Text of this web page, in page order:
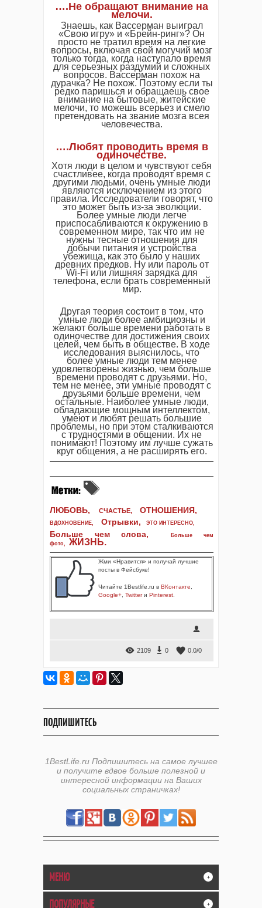
….Не обращают внимание на
мелочи.
Знаешь, как Вассерман выиграл
«Свою игру» и «Брейн-ринг»? Он
просто не тратил время на легкие
вопросы, включая свой могучий мозг
только тогда, когда наступало время
для серьезных раздумий и сложных
вопросов. Вассерман похож на
дурачка? Не похож. Поэтому если ты
редко паришься и обращаешь свое
внимание на бытовые, житейские
мелочи, то можешь всерьез и смело
претендовать на звание мозга всея
человечества.
….Любят проводить время в
одиночестве.
Хотя люди в целом и чувствуют себя
счастливее, когда проводят время с
другими людьми, очень умные люди
являются исключением из этого
правила. Исследователи говорят, что
это может быть из-за эволюции.
Более умные люди легче
приспосабливаются к окружению в
современном мире, так что им не
нужны тесные отношения для
добычи питания и устройства
убежища, как это было у наших
древних предков. Ну или пароль от
Wi-Fi или лишняя зарядка для
телефона, если брать современный
мир.
Другая теория состоит в том, что
умные люди более амбициозны и
желают больше времени работать в
одиночестве для достижения своих
целей, чем быть в обществе. В ходе
исследования выяснилось, что
более умные люди тем менее
удовлетворены жизнью, чем больше
времени проводят с друзьями. Но,
тем не менее, эти умные проводят с
друзьями больше времени, чем
остальные. Наиболее умные люди,
обладающие мощным интеллектом,
умеют и любят решать большие
проблемы, но при этом сталкиваются
с трудностями в общении. Их не
понимают! Поэтому им лучше сужать
круг общения, а не расширять его.
ЛЮБОВЬ, СЧАСТЬЕ, ОТНОШЕНИЯ,
ВДОХНОВЕНИЕ, Отрывки, ЭТО ИНТЕРЕСНО,
Больше чем слова,
Больше чем
фото, ЖИЗНЬ.
Жми «Нравится» и получай лучшие
посты в Фейсбуке!
Читайте 1Bestlife.ru в ВКонтакте
Google+ Twitterи Pinterest
2109 0 0.0/0
ПОДПИШИТЕСЬ
1BestLife.ru Подпишитесь на самое лучшее
и получите вдвое больше полезной и
интересной информации на Ваших
социальных страничках!
МЕНЮ +
ПОПУЛЯРНЫЕ +